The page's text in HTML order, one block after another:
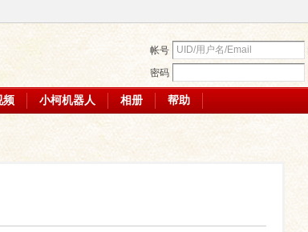
帐号
密码
频 小柯机器人 相册 帮助